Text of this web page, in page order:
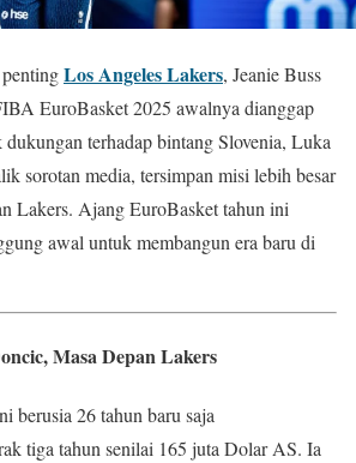
Los Angeles Lakers, Jeanie Buss
EuroBasket 2025 awalnya dianggap
dukungan terhadap bintang Slovenia, Luka
sorotan media, tersimpan misi lebih besar
Lakers. Ajang EuroBasket tahun ini
awal untuk membangun era baru di
Masa Depan Lakers
berusia 26 tahun baru saja
tiga tahun senilai 165 juta Dolar AS. Ia